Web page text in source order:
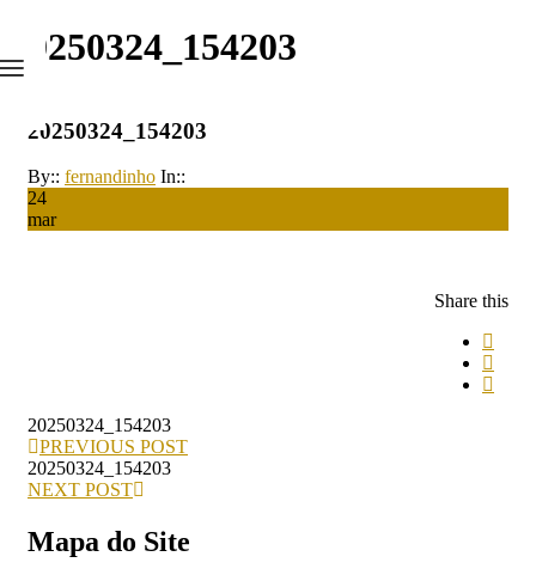
20250324_154203
20250324_154203
By:: fernandinho In::
24
mar
Share this
20250324_154203
PREVIOUS POST
20250324_154203
NEXT POST
Mapa do Site